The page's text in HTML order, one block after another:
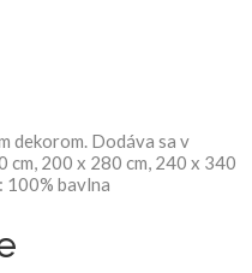
dekorom. Dodáva sa v
cm, 200 x 280 cm, 240 x 340
100% bavlna